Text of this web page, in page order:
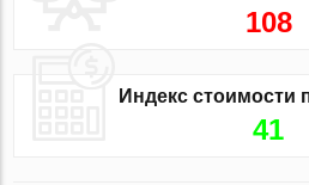
108
Индекс стоимости
41